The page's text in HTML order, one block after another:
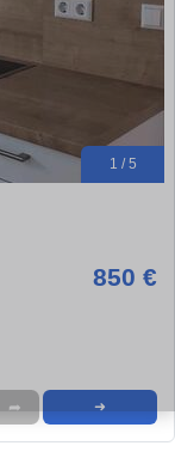
1 / 5
850 €
➦ ➜